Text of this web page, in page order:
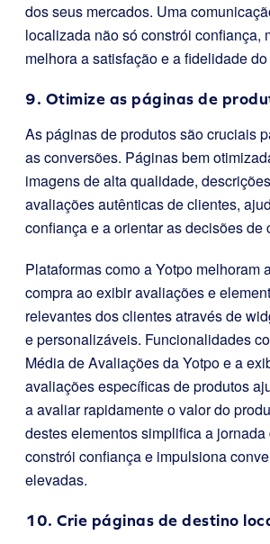
dos seus mercados. Uma
localizada não só constrói confiança,
melhora a satisfação e a fidelidade
9. Otimize as páginas de
As páginas de produtos são cruciais
as conversões. Páginas bem
imagens de alta qualidade,
avaliações autênticas de clientes,
confiança e a orientar as decisões de
Plataformas como a Yotpo melhoram
compra ao exibir avaliações e
relevantes dos clientes através de
e personalizáveis. Funcionalidades
Média de Avaliações da Yotpo e a
avaliações específicas de produtos
a avaliar rapidamente o valor do
destes elementos simplifica a jornada
constrói confiança e impulsiona
elevadas.
10. Crie páginas de destino